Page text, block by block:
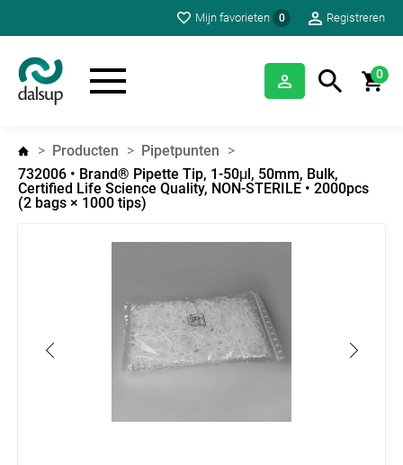
Mijn favorieten 0 Registreren
0
Producten
Pipetpunten
732006 • Brand® Pipette Tip, 1-50μl, 50mm, Bulk,
Certified Life Science Quality, NON-STERILE • 2000pcs
(2 bags × 1000 tips)